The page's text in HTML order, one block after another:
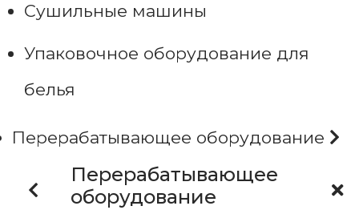
Сушильные машины
Упаковочное оборудование для
белья
Перерабатывающее оборудование
Перерабатывающее
оборудование